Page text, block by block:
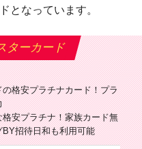
となっています。
ターカード
格安プラチナカード！プラ
安プラチナ！家族カード無
招待日和も利用可能